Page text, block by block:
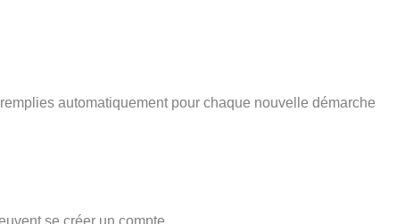
automatiquement pour chaque nouvelle démarche
se créer un compte.